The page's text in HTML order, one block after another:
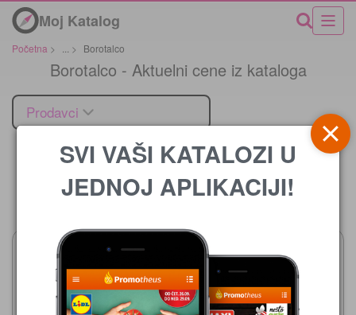
Moj Katalog
Početna > > Borotalco
Borotalco - Aktuelni cene iz kataloga
Prodavci
Cena
SVI VAŠI KATALOZI U
JEDNOJ APLIKACIJI!